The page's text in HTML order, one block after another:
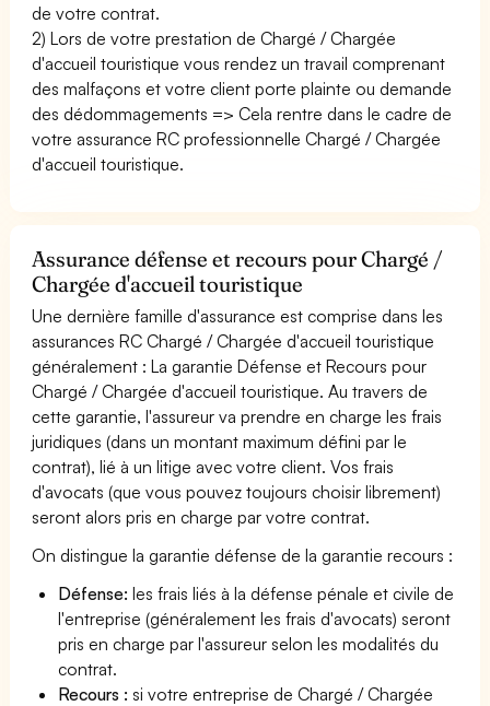
de votre contrat.
2) Lors de votre prestation de Chargé / Chargée
d'accueil touristique vous rendez un travail comprenant
des malfaçons et votre client porte plainte ou demande
des dédommagements => Cela rentre dans le cadre de
votre assurance RC professionnelle Chargé / Chargée
d'accueil touristique.
Assurance défense et recours pour Chargé /
Chargée d'accueil touristique
Une dernière famille d'assurance est comprise dans les
assurances RC Chargé / Chargée d'accueil touristique
généralement : La garantie Défense et Recours pour
Chargé / Chargée d'accueil touristique. Au travers de
cette garantie, l'assureur va prendre en charge les frais
juridiques (dans un montant maximum défini par le
contrat), lié à un litige avec votre client. Vos frais
d'avocats (que vous pouvez toujours choisir librement)
seront alors pris en charge par votre contrat.
On distingue la garantie défense de la garantie recours :
Défense: les frais liés à la défense pénale et civile de
l'entreprise (généralement les frais d'avocats) seront
pris en charge par l'assureur selon les modalités du
contrat.
Recours : si votre entreprise de Chargé / Chargée